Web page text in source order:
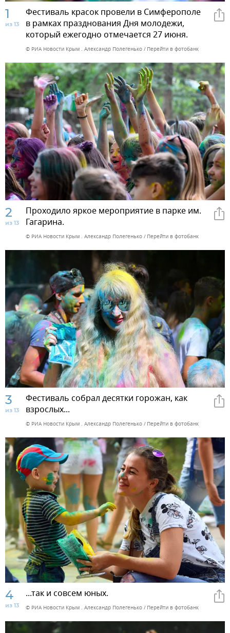
1
из 13
Фестиваль красок провели в Симферополе
в рамках празднования Дня молодежи,
который ежегодно отмечается 27 июня.
© РИА Новости Крым . Александр Полегенько Перейти в фотобанк
2
из 13
Проходило яркое мероприятие в парке им.
Гагарина.
© РИА Новости Крым . Александр Полегенько Перейти в фотобанк
3
из 13
Фестиваль собрал десятки горожан, как
взрослых...
© РИА Новости Крым . Александр Полегенько Перейти в фотобанк
4
из 13
...так и совсем юных.
© РИА Новости Крым . Александр Полегенько Перейти в фотобанк